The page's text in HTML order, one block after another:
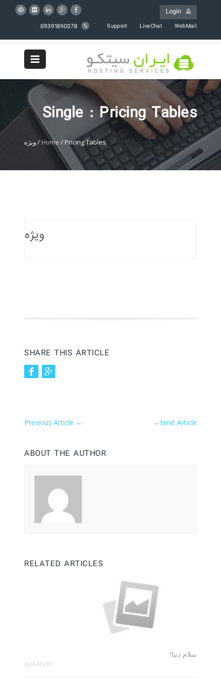
WebMail
LiveChat
Support
Single : Pricing Tables
Home /Pricing Tables
/ویژه
ویژه
SHARE THIS ARTICLE
← Next Article
→
ABOUT THE AUTHOR
RELATED ARTICLES
سلام دنیا!
2016/05/30